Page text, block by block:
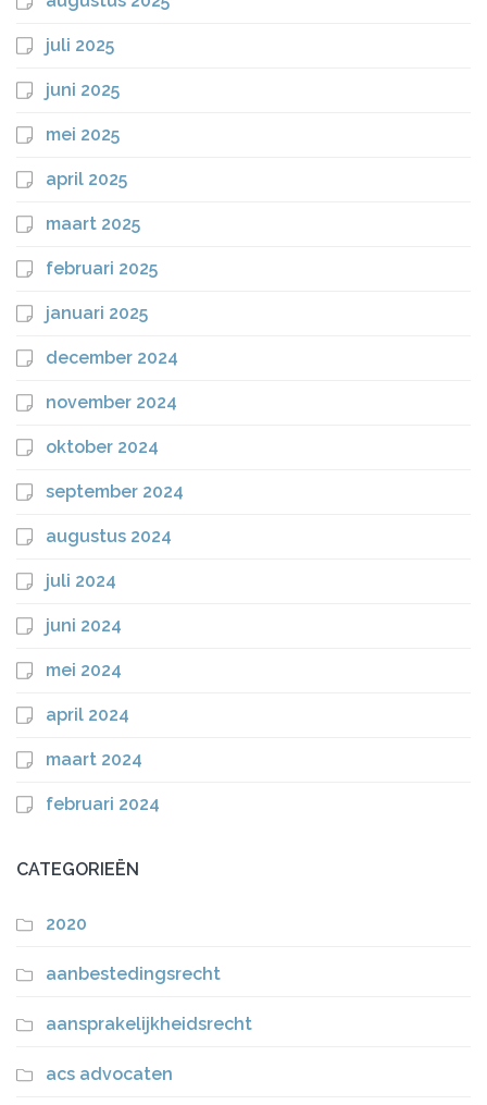
juli 2025
juni 2025
mei 2025
april 2025
maart 2025
februari 2025
januari 2025
december 2024
november 2024
oktober 2024
september 2024
augustus 2024
juli 2024
juni 2024
mei 2024
april 2024
maart 2024
februari 2024
CATEGORIEËN
2020
aanbestedingsrecht
aansprakelijkheidsrecht
acs advocaten